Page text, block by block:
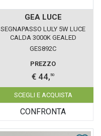
GEA LUCE
SEGNAPASSO LULY 5W LUCE
CALDA 3000K GEALED
ALLUMINIO IP54
GES892C
PREZZO
€ 44,50
SCEGLI E ACQUISTA
CONFRONTA